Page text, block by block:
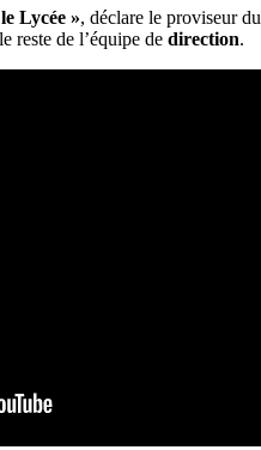
Lycée », déclare le proviseur du
reste de l’équipe de direction.